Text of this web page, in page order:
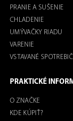
PRANIE A SUŠENIE
CHLADENIE
UMÝVAČKY RIADU
VARENIE
VSTAVANÉ
PRAKTICKÉ
O ZNAČKE
KDE KÚPIŤ?